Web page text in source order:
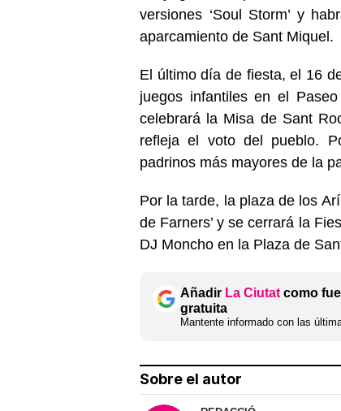
versiones ‘Soul Storm’ y
aparcamiento de Sant Miquel.
El último día de fiesta, el 16
juegos infantiles en el
celebrará la Misa de Sant
refleja el voto del pueblo.
padrinos más mayores de la
Por la tarde, la plaza de los
de Farners’ y se cerrará la
DJ Moncho en la Plaza de
Añadir La Ciutat como
gratuita
Mantente informado con las
Sobre el autor